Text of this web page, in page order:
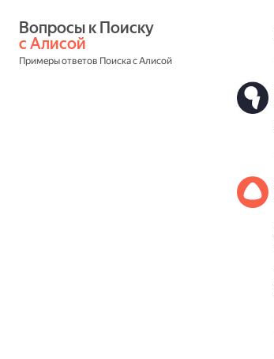
с Алисой
Примеры ответов Поиска с Алисой